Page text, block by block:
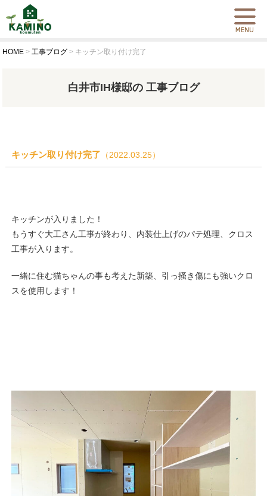
HOME >工事ブログ > キッチン取り付け完了
白井市IH様邸の 工事ブログ
キッチン取り付け完了 （2022.03.25）
キッチンが入りました！
もうすぐ大工さん工事が終わり、内装仕上げのパテ処理、クロス
工事が入ります。
一緒に住む猫ちゃんの事も考えた新築、引っ掻き傷にも強いクロ
スを使用します！